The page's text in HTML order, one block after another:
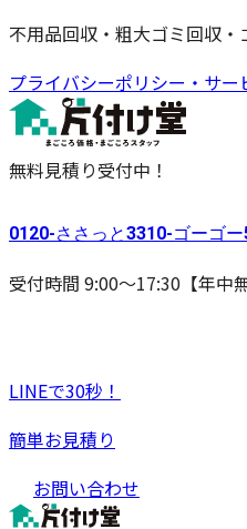
不用品回収・粗大ゴミ回収
プライバシーポリシー・サー
無料見積り受付中！
0120-ささっと3310-ゴーゴー
受付時間 9:00〜17:30【年中
LINEで30秒！
簡単お見積り
お問い合わせ